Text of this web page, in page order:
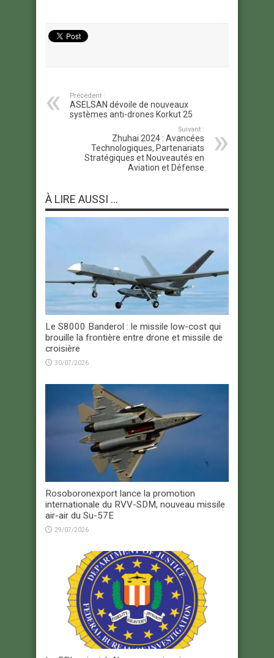
Précédent :
ASELSAN dévoile de nouveaux
systèmes anti-drones Korkut 25
Suivant :
Zhuhai 2024 : Avancées
Technologiques, Partenariats
Stratégiques et Nouveautés en
Aviation et Défense
À LIRE AUSSI ...
Le S8000 Banderol : le missile low-cost qui
brouille la frontière entre drone et missile de
croisière
30/07/2026
Rosoboronexport lance la promotion
internationale du RVV-SDM, nouveau missile
air-air du Su-57E
29/07/2026